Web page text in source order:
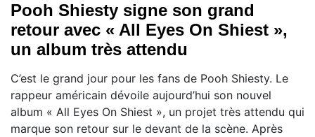
Pooh Shiesty signe son grand
retour avec « All Eyes On Shiest »,
un album très attendu
C’est le grand jour pour les fans de Pooh Shiesty. Le
rappeur américain dévoile aujourd’hui son nouvel
album « All Eyes On Shiest », un projet très attendu qui
marque son retour sur le devant de la scène. Après